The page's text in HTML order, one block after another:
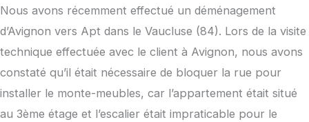
Nous avons récemment effectué un déménagement
d’Avignon vers Apt dans le Vaucluse (84). Lors de la visite
technique effectuée avec le client à Avignon, nous avons
constaté qu’il était nécessaire de bloquer la rue pour
installer le monte-meubles, car l’appartement était situé
au 3ème étage et l’escalier était impraticable pour le